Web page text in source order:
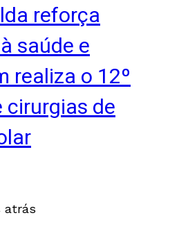
reforça
saúde e
realiza o 12º
de
atrás